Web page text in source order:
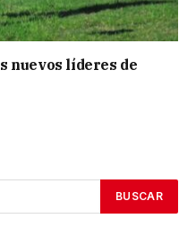
nuevos líderes de